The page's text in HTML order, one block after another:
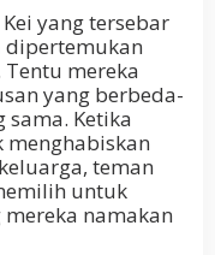
yang tersebar
dipertemukan
mereka
yang berbeda-
Ketika
teman
untuk
namakan